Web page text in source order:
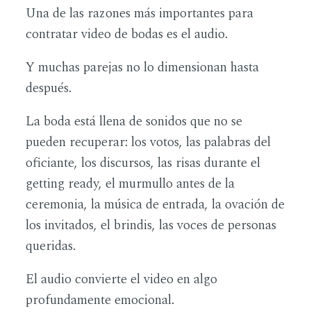
Una de las razones más importantes para
contratar video de bodas es el audio.
Y muchas parejas no lo dimensionan hasta
después.
La boda está llena de sonidos que no se
pueden recuperar: los votos, las palabras del
oficiante, los discursos, las risas durante el
getting ready, el murmullo antes de la
ceremonia, la música de entrada, la ovación de
los invitados, el brindis, las voces de personas
queridas.
El audio convierte el video en algo
profundamente emocional.